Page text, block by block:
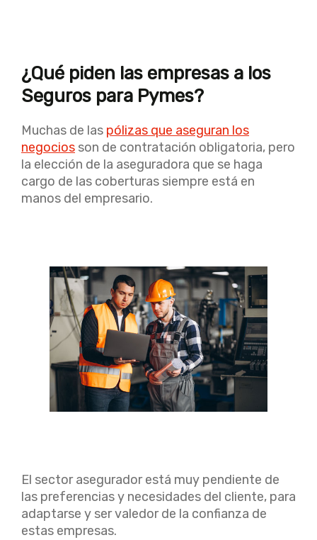
¿Qué piden las empresas a los
Seguros para Pymes?
Muchas de las pólizas que aseguran los
negocios son de contratación obligatoria, pero
la elección de la aseguradora que se haga
cargo de las coberturas siempre está en
manos del empresario.
El sector asegurador está muy pendiente de
las preferencias y necesidades del cliente, para
adaptarse y ser valedor de la confianza de
estas empresas.